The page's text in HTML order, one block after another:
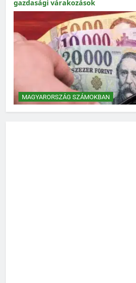
Magyarország számokban: